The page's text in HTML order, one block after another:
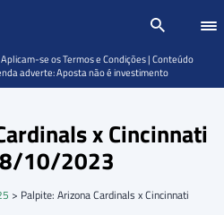
x Cincinnati
8/10/2023
> Palpite: Arizona Cardinals x Cincinnati
se os Termos e Condições | Conteúdo
adverte: Aposta não é investimento